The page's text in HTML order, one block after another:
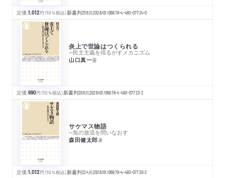
定価:1,012円 （10％税込）新書判256頁2026/01/06978-4-480-07724-0
炎上で世論はつくられる
─民主主義を揺るがすメカニズム
山口真一著
定価:990円 （10％税込）新書判208頁2026/01/06978-4-480-07723-3
サケマス物語
─魚の放流を問いなおす
森田健太郎著
定価:1,012円 （10％税込）新書判224頁2026/01/06978-4-480-07720-2